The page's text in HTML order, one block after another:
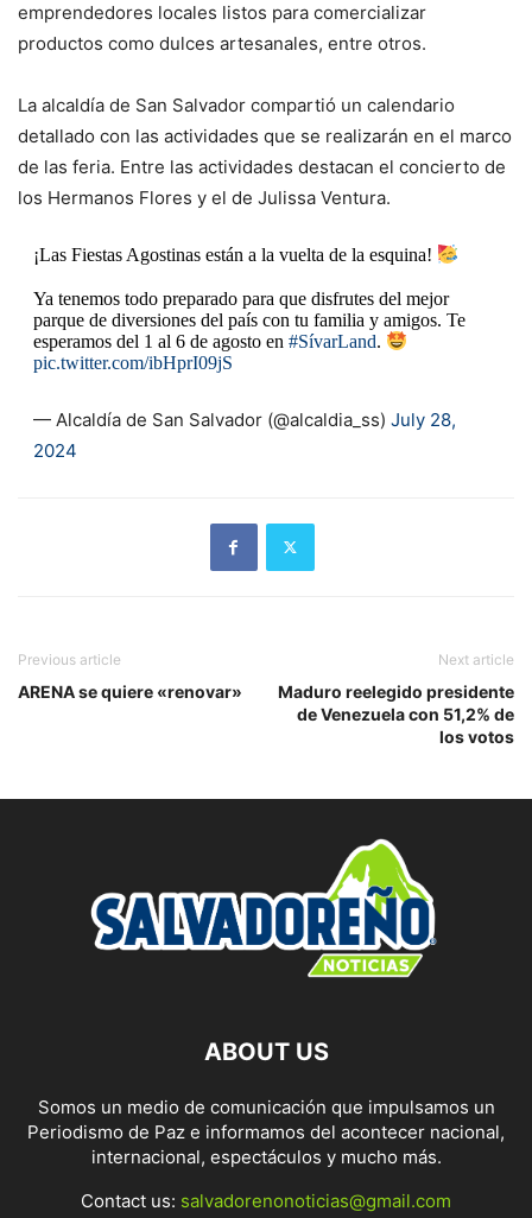
emprendedores locales listos para comercializar
productos como dulces artesanales, entre otros.
La alcaldía de San Salvador compartió un calendario
detallado con las actividades que se realizarán en el marco
de las feria. Entre las actividades destacan el concierto de
los Hermanos Flores y el de Julissa Ventura.
¡Las Fiestas Agostinas están a la vuelta de la esquina!
Ya tenemos todo preparado para que disfrutes del mejor
parque de diversiones del país con tu familia y amigos. Te
esperamos del 1 al 6 de agosto en #SívarLand.
pic.twitter.com/ibHprI09jS
— Alcaldía de San Salvador (@alcaldia_ss) July 28,
2024
Previous article
ARENA se quiere «renovar»
Next article
Maduro reelegido presidente
de Venezuela con 51,2% de
los votos
ABOUT US
Somos un medio de comunicación que impulsamos un
Periodismo de Paz e informamos del acontecer nacional,
internacional, espectáculos y mucho más.
Contact us: salvadorenonoticias@gmail.com